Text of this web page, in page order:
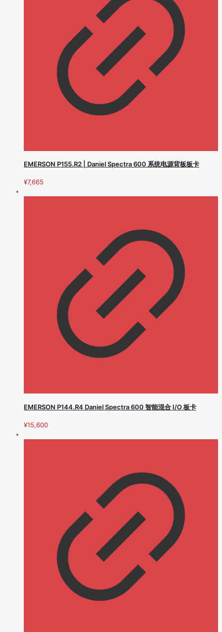
EMERSON P155.R2 | Daniel Spectra 600 系统电源背板板卡
¥7,665
EMERSON P144.R4 Daniel Spectra 600 智能混合 I/O 板卡
¥15,600